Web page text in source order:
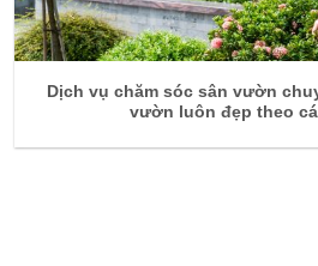
Dịch vụ chăm sóc sân vườn
vườn luôn đẹp theo